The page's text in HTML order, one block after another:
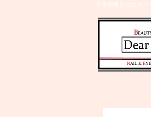
千葉県野田市のネ
​NAIL & E